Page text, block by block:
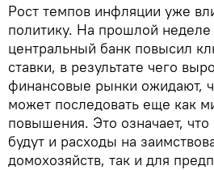
Рост темпов инфляции уже
политику. На прошлой неделе
центральный банк повысил
ставки, в результате чего
финансовые рынки ожидают,
может последовать еще как
повышения. Это означает,
будут и расходы на
домохозяйств, так и для